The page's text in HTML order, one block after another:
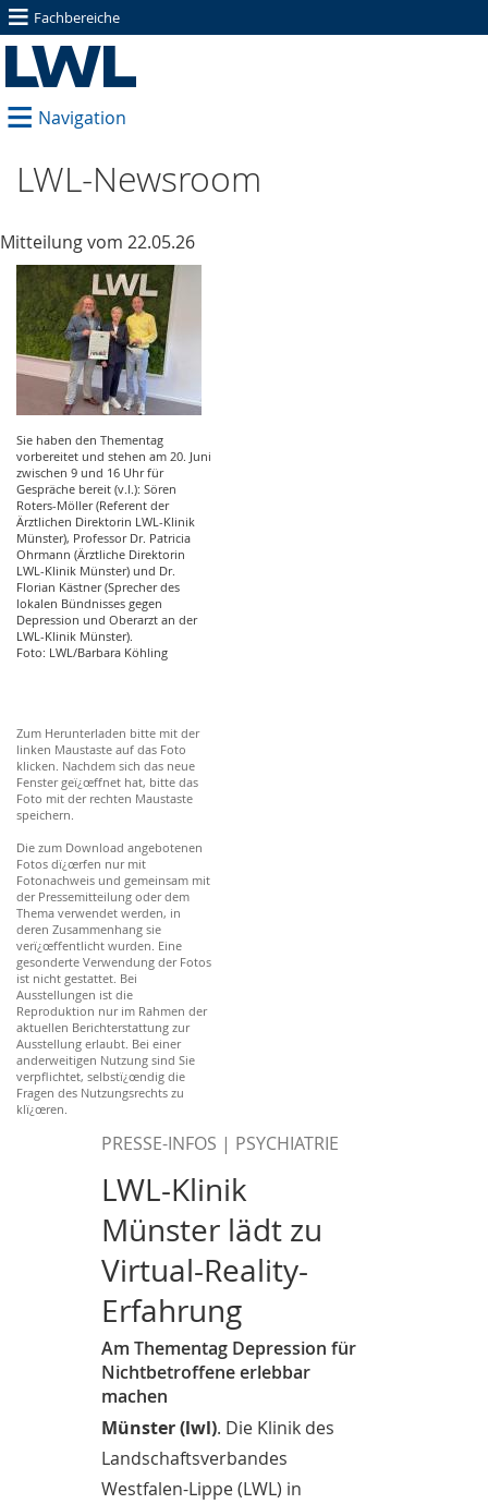
≡ Fachbereiche
≡ Navigation
LWL-Newsroom
Mitteilung vom 22.05.26
Sie haben den Thementag
vorbereitet und stehen am 20. Juni
zwischen 9 und 16 Uhr für
Gespräche bereit (v.l.): Sören
Roters-Möller (Referent der
Ärztlichen Direktorin LWL-Klinik
Münster), Professor Dr. Patricia
Ohrmann (Ärztliche Direktorin
LWL-Klinik Münster) und Dr.
Florian Kästner (Sprecher des
lokalen Bündnisses gegen
Depression und Oberarzt an der
LWL-Klinik Münster).
Foto: LWL/Barbara Köhling
Zum Herunterladen bitte mit der
linken Maustaste auf das Foto
klicken. Nachdem sich das neue
Fenster geï¿œffnet hat, bitte das
Foto mit der rechten Maustaste
speichern.
Die zum Download angebotenen
Fotos dï¿œrfen nur mit
Fotonachweis und gemeinsam mit
der Pressemitteilung oder dem
Thema verwendet werden, in
deren Zusammenhang sie
verï¿œffentlicht wurden. Eine
gesonderte Verwendung der Fotos
ist nicht gestattet. Bei
Ausstellungen ist die
Reproduktion nur im Rahmen der
aktuellen Berichterstattung zur
Ausstellung erlaubt. Bei einer
anderweitigen Nutzung sind Sie
verpflichtet, selbstï¿œndig die
Fragen des Nutzungsrechts zu
klï¿œren.
PRESSE-INFOS | PSYCHIATRIE
LWL-Klinik
Münster lädt zu
Virtual-Reality-
Erfahrung
Am Thementag Depression für
Nichtbetroffene erlebbar
machen
Münster (lwl). Die Klinik des
Landschaftsverbandes
Westfalen-Lippe (LWL) in